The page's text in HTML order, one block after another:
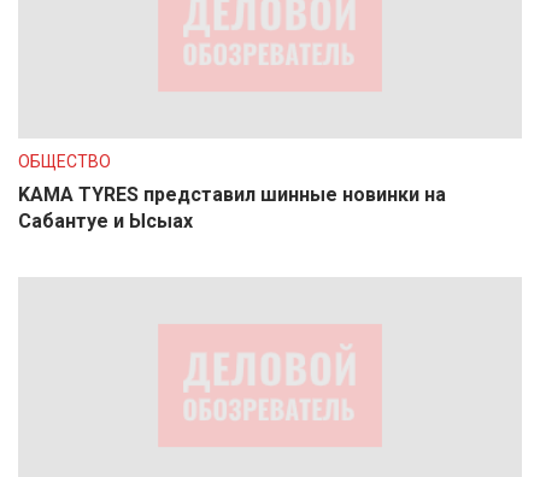
ОБЩЕСТВО
KAMA TYRES представил шинные новинки на
Сабантуе и Ысыах